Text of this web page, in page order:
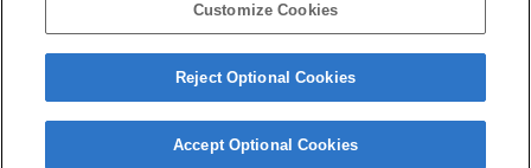
使用上のご注意/本機について
Customize Cookies
Reject Optional Cookies
Accept Optional Cookies